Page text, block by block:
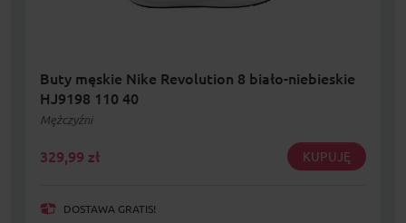
Buty męskie Nike Revolution 8 biało-niebieskie
HJ9198 110 40
Mężczyźni
329,99 zł KUPUJĘ
DOSTAWA GRATIS!